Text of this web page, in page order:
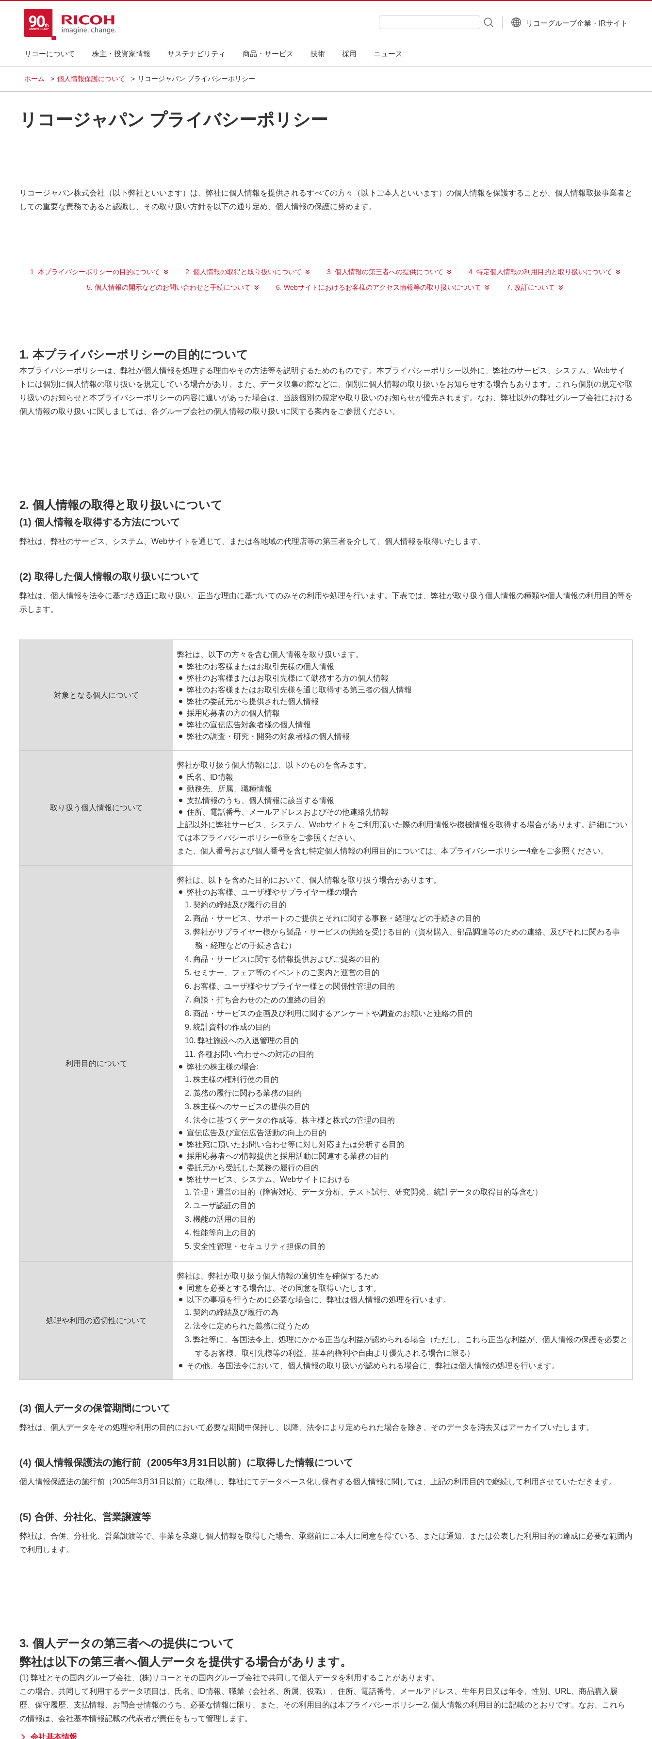
リコーについて 株主・投資家情報 サステナビリティ 商品・サービス 技術 採用 ニュース
検索キーワード入力
リコーグループ企業・IRサイト
ホーム 個人情報保護について リコージャパン プライバシーポリシー
リコージャパン プライバシーポリシー
リコージャパン株式会社（以下弊社といいます）は、弊社に個人情報を提供されるすべての方々（以下ご本人といいます）の個人情報を保護することが、個人情報取扱事業者と
しての重要な責務であると認識し、その取り扱い方針を以下の通り定め、個人情報の保護に努めます。
1. 本プライバシーポリシーの目的について 2. 個人情報の取得と取り扱いについて 3. 個人情報の第三者への提供について
4. 特定個人情報の利用目的と取り扱いについて
5. 個人情報の開示などのお問い合わせと手続について
6. Webサイトにおけるお客様のアクセス情報等の取り扱いについて 7. 改訂について
1. 本プライバシーポリシーの目的について
本プライバシーポリシーは、弊社が個人情報を処理する理由やその方法等を説明するためのものです。本プライバシーポリシー以外に、弊社のサービス、システム、Webサイ
トには個別に個人情報の取り扱いを規定している場合があり、また、データ収集の際などに、個別に個人情報の取り扱いをお知らせする場合もあります。これら個別の規定や取
り扱いのお知らせと本プライバシーポリシーの内容に違いがあった場合は、当該個別の規定や取り扱いのお知らせが優先されます。なお、弊社以外の弊社グループ会社における
個人情報の取り扱いに関しましては、各グループ会社の個人情報の取り扱いに関する案内をご参照ください。
2. 個人情報の取得と取り扱いについて
(1) 個人情報を取得する方法について
弊社は、弊社のサービス、システム、Webサイトを通じて、または各地域の代理店等の第三者を介して、個人情報を取得いたします。
(2) 取得した個人情報の取り扱いについて
弊社は、個人情報を法令に基づき適正に取り扱い、正当な理由に基づいてのみその利用や処理を行います。下表では、弊社が取り扱う個人情報の種類や個人情報の利用目的等を
示します。
対象となる個人について
弊社は、以下の方々を含む個人情報を取り扱います。
弊社のお客様またはお取引先様の個人情報
弊社のお客様またはお取引先様にて勤務する方の個人情報
弊社のお客様またはお取引先様を通じ取得する第三者の個人情報
弊社の委託元から提供された個人情報
採用応募者の方の個人情報
弊社の宣伝広告対象者様の個人情報
弊社の調査・研究・開発の対象者様の個人情報
取り扱う個人情報について
弊社が取り扱う個人情報には、以下のものを含みます。
氏名、ID情報
勤務先、所属、職種情報
支払情報のうち、個人情報に該当する情報
住所、電話番号、メールアドレスおよびその他連絡先情報
上記以外に弊社サービス、システム、Webサイトをご利用頂いた際の利用情報や機械情報を取得する場合があります。詳細につい
ては本プライバシーポリシー6章をご参照ください。
また、個人番号および個人番号を含む特定個人情報の利用目的については、本プライバシーポリシー4章をご参照ください。
利用目的について
弊社は、以下を含めた目的において、個人情報を取り扱う場合があります。
弊社のお客様、ユーザ様やサプライヤー様の場合
1. 契約の締結及び履行の目的
2. 商品・サービス、サポートのご提供とそれに関する事務・経理などの手続きの目的
3. 弊社がサプライヤー様から製品・サービスの供給を受ける目的（資材購入、部品調達等のための連絡、及びそれに関わる事
務・経理などの手続き含む）
4. 商品・サービスに関する情報提供およびご提案の目的
5. セミナー、フェア等のイベントのご案内と運営の目的
6. お客様、ユーザ様やサプライヤー様との関係性管理の目的
7. 商談・打ち合わせのための連絡の目的
8. 商品・サービスの企画及び利用に関するアンケートや調査のお願いと連絡の目的
9. 統計資料の作成の目的
10. 弊社施設への入退管理の目的
11. 各種お問い合わせへの対応の目的
弊社の株主様の場合:
1. 株主様の権利行使の目的
2. 義務の履行に関わる業務の目的
3. 株主様へのサービスの提供の目的
4. 法令に基づくデータの作成等、株主様と株式の管理の目的
宣伝広告及び宣伝広告活動の向上の目的
弊社宛に頂いたお問い合わせ等に対し対応または分析する目的
採用応募者への情報提供と採用活動に関連する業務の目的
委託元から受託した業務の履行の目的
弊社サービス、システム、Webサイトにおける
1. 管理・運営の目的（障害対応、データ分析、テスト試行、研究開発、統計データの取得目的等含む）
2. ユーザ認証の目的
3. 機能の活用の目的
4. 性能等向上の目的
5. 安全性管理・セキュリティ担保の目的
処理や利用の適切性について
弊社は、弊社が取り扱う個人情報の適切性を確保するため
同意を必要とする場合は、その同意を取得いたします。
以下の事項を行うために必要な場合に、弊社は個人情報の処理を行います。
1. 契約の締結及び履行の為
2. 法令に定められた義務に従うため
3. 弊社等に、各国法令上、処理にかかる正当な利益が認められる場合（ただし、これら正当な利益が、個人情報の保護を必要と
するお客様、取引先様等の利益、基本的権利や自由より優先される場合に限る）
その他、各国法令において、個人情報の取り扱いが認められる場合に、弊社は個人情報の処理を行います。
(3) 個人データの保管期間について
弊社は、個人データをその処理や利用の目的において必要な期間中保持し、以降、法令により定められた場合を除き、そのデータを消去又はアーカイブいたします。
(4) 個人情報保護法の施行前（2005年3月31日以前）に取得した情報について
個人情報保護法の施行前（2005年3月31日以前）に取得し、弊社にてデータベース化し保有する個人情報に関しては、上記の利用目的で継続して利用させていただきます。
(5) 合併、分社化、営業譲渡等
弊社は、合併、分社化、営業譲渡等で、事業を承継し個人情報を取得した場合、承継前にご本人に同意を得ている、または通知、または公表した利用目的の達成に必要な範囲内
で利用します。
3. 個人データの第三者への提供について
弊社は以下の第三者へ個人データを提供する場合があります。
(1) 弊社とその国内グループ会社、(株)リコーとその国内グループ会社で共同して個人データを利用することがあります。
この場合、共同して利用するデータ項目は、氏名、ID情報、職業（会社名、所属、役職）、住所、電話番号、メールアドレス、生年月日又は年令、性別、URL、商品購入履
歴、保守履歴、支払情報、お問合せ情報のうち、必要な情報に限り、また、その利用目的は本プライバシーポリシー2. 個人情報の利用目的に記載のとおりです。なお、これら
の情報は、会社基本情報記載の代表者が責任をもって管理します。
会社基本情報